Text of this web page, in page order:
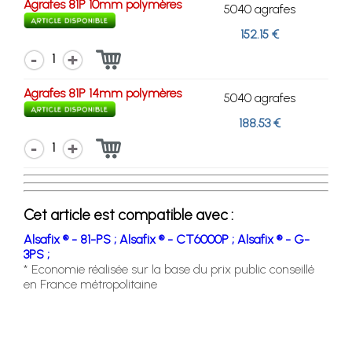
Agrafes 81P 10mm polymères
5040 agrafes
152.15 €
1
Agrafes 81P 14mm polymères
5040 agrafes
188.53 €
1
Cet article est compatible avec :
Alsafix ® - 81-PS ; Alsafix ® - CT6000P ; Alsafix ® - G-
3PS ;
* Economie réalisée sur la base du prix public conseillé
en France métropolitaine